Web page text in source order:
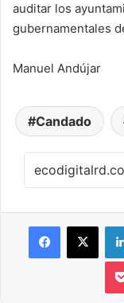
auditar los
gubernamentales
Manuel Andújar
Candado
Facebook
X